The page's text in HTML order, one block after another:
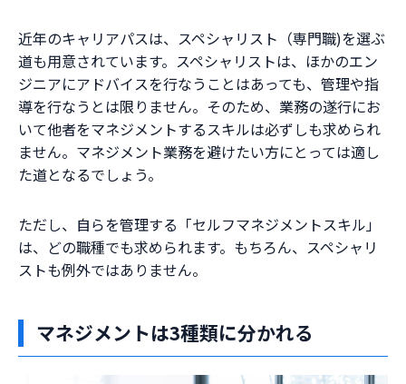
近年のキャリアパスは、スペシャリスト（専門職)を選ぶ
道も用意されています。スペシャリストは、ほかのエン
ジニアにアドバイスを行なうことはあっても、管理や指
導を行なうとは限りません。そのため、業務の遂行にお
いて他者をマネジメントするスキルは必ずしも求められ
ません。マネジメント業務を避けたい方にとっては適し
た道となるでしょう。
ただし、自らを管理する「セルフマネジメントスキル」
は、どの職種でも求められます。もちろん、スペシャリ
ストも例外ではありません。
マネジメントは3種類に分かれる